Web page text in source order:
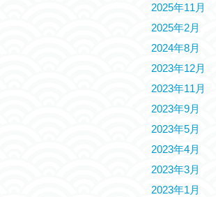
2025年11月
2025年2月
2024年8月
2023年12月
2023年11月
2023年9月
2023年5月
2023年4月
2023年3月
2023年1月